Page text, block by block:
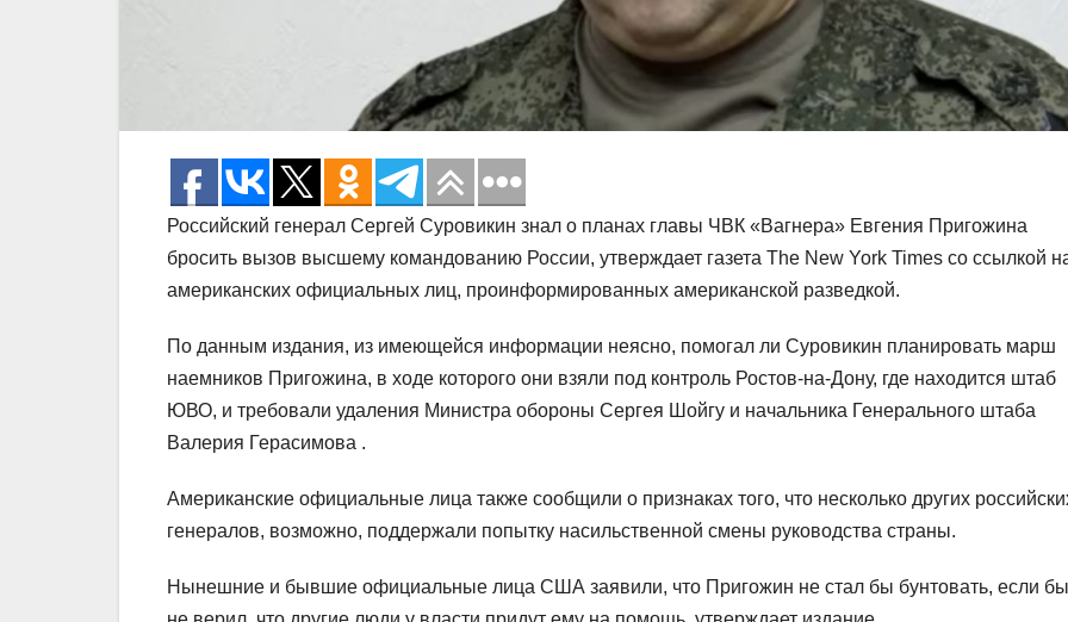
Российский генерал Сергей Суровикин знал о планах главы ЧВК «Вагнера» Евгения Пригожина
бросить вызов высшему командованию России, утверждает газета The New York Times со ссылкой
американских официальных лиц, проинформированных американской разведкой.
По данным издания, из имеющейся информации неясно, помогал ли Суровикин планировать марш
наемников Пригожина, в ходе которого они взяли под контроль Ростов-на-Дону, где находится штаб
ЮВО, и требовали удаления Министра обороны Сергея Шойгу и начальника Генерального штаба
Валерия Герасимова .
Американские официальные лица также сообщили о признаках того, что несколько других
генералов, возможно, поддержали попытку насильственной смены руководства страны.
Нынешние и бывшие официальные лица США заявили, что Пригожин не стал бы бунтовать, если бы